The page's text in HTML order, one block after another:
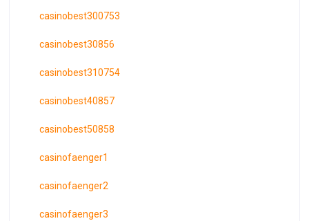
casinobest300753
casinobest30856
casinobest310754
casinobest40857
casinobest50858
casinofaenger1
casinofaenger2
casinofaenger3